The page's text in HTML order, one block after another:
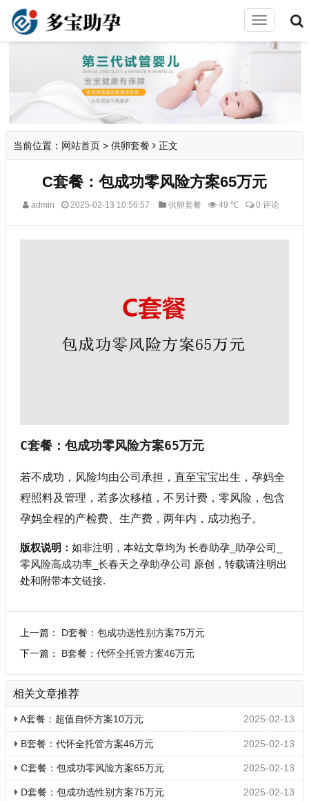
切
导
当前位置： 网站首页 > 供卵套餐 正文
C套餐：包成功零风险方案65万元
admin 2025-02-13 10:56:57 供卵套餐 49 ℃ 0 评论
C套餐：包成功零风险方案65万元
若不成功，风险均由公司承担，直至宝宝出生，孕妈全
程照料及管理，若多次移植，不另计费，零风险，包含
孕妈全程的产检费、生产费，两年内，成功抱子。
版权说明： 如非注明，本站文章均为 长春助孕_助孕公司_
零风险高成功率_长春天之孕助孕公司 原创，转载请注明出
处和附带本文链接.
上一篇： D套餐：包成功选性别方案75万元
下一篇： B套餐：代怀全托管方案46万元
相关文章推荐
2025-02-13
A套餐：超值自怀方案10万元
2025-02-13
B套餐：代怀全托管方案46万元
2025-02-13
C套餐：包成功零风险方案65万元
2025-02-13
D套餐：包成功选性别方案75万元